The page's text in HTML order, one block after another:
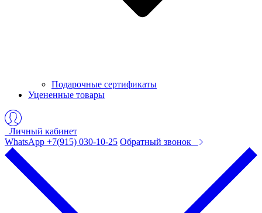
Подарочные сертификаты
Уцененные товары
Личный кабинет
WhatsApp +7(915) 030-10-25 Обратный звонок